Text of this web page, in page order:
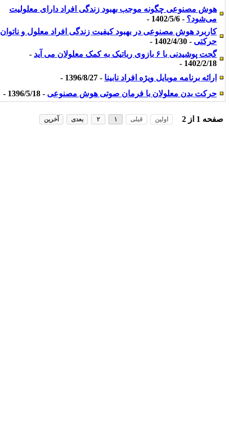
هوش مصنوعی چگونه موجب بهبود زندگی افراد دارای معلولیت
می‌شود؟- 1402/5/6 -
کاربرد هوش مصنوعی در بهبود کیفیت زندگی افراد معلول و ناتوان
حرکتی- 1402/4/30 -
گجت پوشیدنی با ۶ بازوی رباتیک به کمک معلولان می آید
-
1402/2/18 -
ارائه برنامه موبایل ویژه افراد نابینا- 1396/8/27 -
حرکت بدن معلولان با فرمان صوتی هوش مصنوعی- 1396/5/18 -
صفحه1 از 2 اولین قبلی بعدی آخرین